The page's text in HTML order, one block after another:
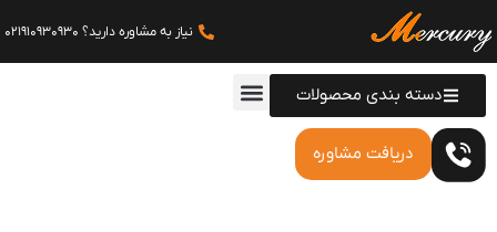
نیاز به مشاوره دارید؟ 021910930930
دسته بندی محصولات
دریافت مشاوره